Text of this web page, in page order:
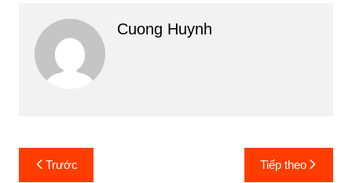
Cuong Huynh
ĐiềuTrước Tiếp theo